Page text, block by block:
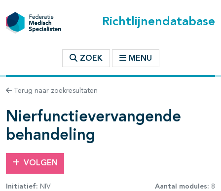
Richtlijnendatabase
ZOEK MENU
Terug naar zoekresultaten
Nierfunctievervangende
behandeling
VOLGEN
Initiatief: NIV Aantal modules: 8
binnen deze richtlijn